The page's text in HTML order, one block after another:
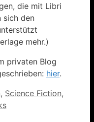
die mit Libri
sich den
mehr.)
privaten Blog
hier.
, Science Fiction,